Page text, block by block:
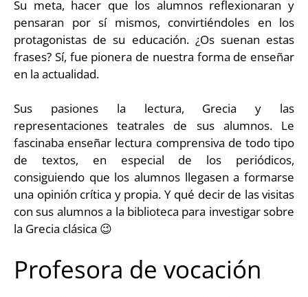
Su meta, hacer que los alumnos reflexionaran y
pensaran por sí mismos, convirtiéndoles en los
protagonistas de su educación. ¿Os suenan estas
frases? Sí, fue pionera de nuestra forma de enseñar
en la actualidad.
Sus pasiones la lectura, Grecia y las
representaciones teatrales de sus alumnos. Le
fascinaba enseñar lectura comprensiva de todo tipo
de textos, en especial de los periódicos,
consiguiendo que los alumnos llegasen a formarse
una opinión crítica y propia. Y qué decir de las visitas
con sus alumnos a la biblioteca para investigar sobre
la Grecia clásica 😉
Profesora de vocación